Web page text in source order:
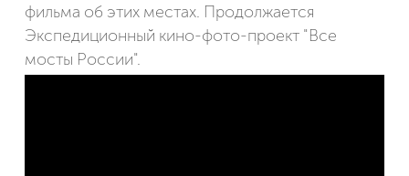
фильма об этих местах. Продолжается
Экспедиционный кино-фото-проект "Все
мосты России".